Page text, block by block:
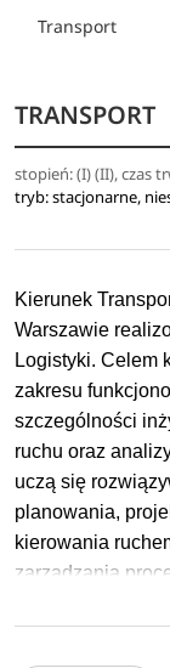
TRANSPORT
stopień: (I) (II), czas
tryb: stacjonarne,
Kierunek
Warszawie
Logistyki. Celem
zakresu
szczególności
ruchu oraz
uczą się
planowania,
kierowania
zarządzania
inżynierii ruchu.
Transport